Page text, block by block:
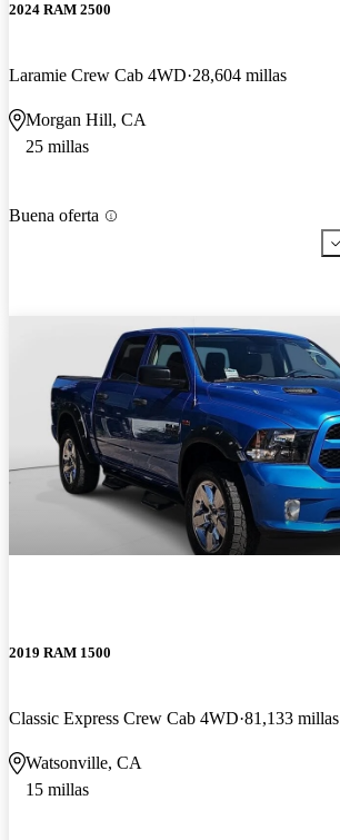
2024 RAM 2500
Laramie Crew Cab 4WD 28,604 millas
Morgan Hill, CA
25 millas
Buena oferta
2019 RAM 1500
Classic Express Crew Cab 4WD 81,133 millas
Watsonville, CA
15 millas